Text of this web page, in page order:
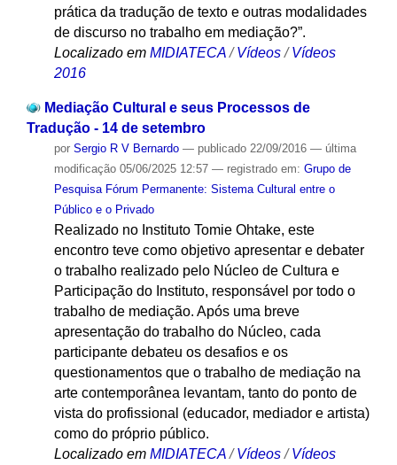
prática da tradução de texto e outras modalidades
de discurso no trabalho em mediação?”.
Localizado em MIDIATECA /Vídeos /Vídeos
2016
Mediação Cultural e seus Processos de
Tradução - 14 de setembro
por Sergio R V Bernardo — publicado22/09/2016 — última
modificação05/06/2025 12:57 — registrado em: Grupo de
Pesquisa Fórum Permanente: Sistema Cultural entre o
Público e o Privado
Realizado no Instituto Tomie Ohtake, este
encontro teve como objetivo apresentar e debater
o trabalho realizado pelo Núcleo de Cultura e
Participação do Instituto, responsável por todo o
trabalho de mediação. Após uma breve
apresentação do trabalho do Núcleo, cada
participante debateu os desafios e os
questionamentos que o trabalho de mediação na
arte contemporânea levantam, tanto do ponto de
vista do profissional (educador, mediador e artista)
como do próprio público.
Localizado em MIDIATECA /Vídeos /Vídeos